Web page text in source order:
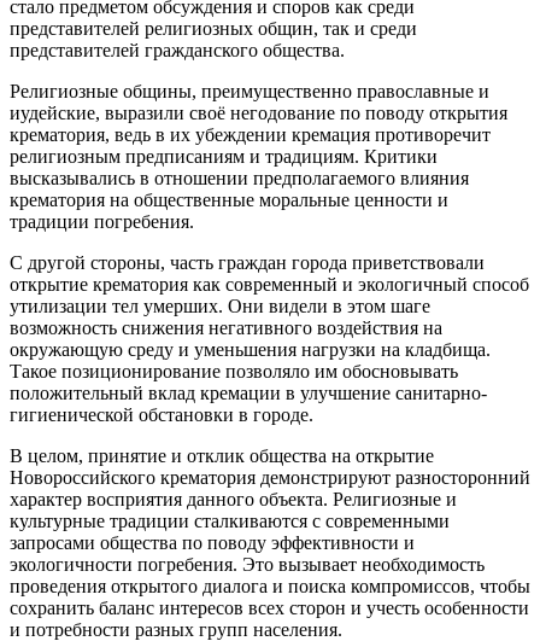
стало предметом обсуждения и споров как среди
представителей религиозных общин, так и среди
представителей гражданского общества.
Религиозные общины, преимущественно православные и
иудейские, выразили своё негодование по поводу открытия
крематория, ведь в их убеждении кремация противоречит
религиозным предписаниям и традициям. Критики
высказывались в отношении предполагаемого влияния
крематория на общественные моральные ценности и
традиции погребения.
С другой стороны, часть граждан города приветствовали
открытие крематория как современный и экологичный способ
утилизации тел умерших. Они видели в этом шаге
возможность снижения негативного воздействия на
окружающую среду и уменьшения нагрузки на кладбища.
Такое позиционирование позволяло им обосновывать
положительный вклад кремации в улучшение санитарно-
гигиенической обстановки в городе.
В целом, принятие и отклик общества на открытие
Новороссийского крематория демонстрируют разносторонний
характер восприятия данного объекта. Религиозные и
культурные традиции сталкиваются с современными
запросами общества по поводу эффективности и
экологичности погребения. Это вызывает необходимость
проведения открытого диалога и поиска компромиссов, чтобы
сохранить баланс интересов всех сторон и учесть особенности
и потребности разных групп населения.